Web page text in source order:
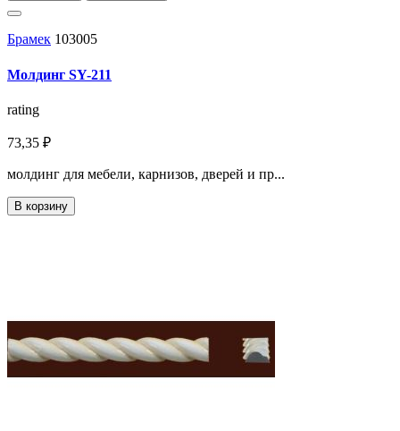
Брамек 103005
Молдинг SY-211
rating
73,35 ₽
молдинг для мебели, карнизов, дверей и пр...
В корзину